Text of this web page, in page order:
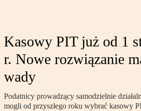
Kasowy PIT już od 1
r. Nowe rozwiązanie
wady
Podatnicy prowadzący samodzielnie
mogli od przyszłego roku wybrać kasowy